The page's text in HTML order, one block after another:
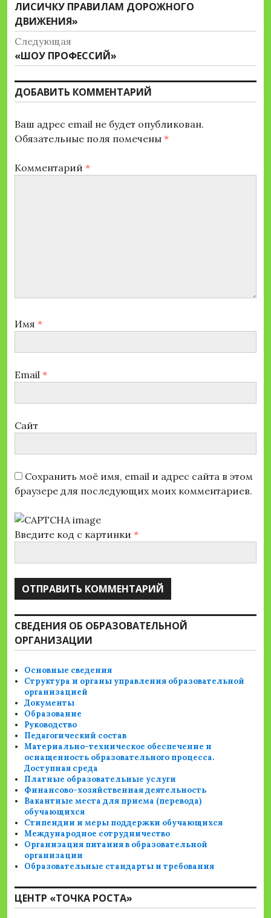
записям
запись:
ЛИСИЧКУ ПРАВИЛАМ ДОРОЖНОГО
ДВИЖЕНИЯ»
Следующая
Следующая
запись:
«ШОУ ПРОФЕССИЙ»
ДОБАВИТЬ КОММЕНТАРИЙ
Ваш адрес email не будет опубликован.
Обязательные поля помечены *
Комментарий *
Имя *
Email *
Сайт
Сохранить моё имя, email и адрес сайта в этом
браузере для последующих моих комментариев.
Введите код с картинки *
СВЕДЕНИЯ ОБ ОБРАЗОВАТЕЛЬНОЙ
ОРГАНИЗАЦИИ
Основные сведения
Структура и органы управления образовательной
организацией
Документы
Образование
Руководство
Педагогический состав
Материально-техническое обеспечение и
оснащенность образовательного процесса.
Доступная среда
Платные образовательные услуги
Финансово-хозяйственная деятельность
Вакантные места для приема (перевода)
обучающихся
Стипендии и меры поддержки обучающихся
Международное сотрудничество
Организация питания в образовательной
организации
Образовательные стандарты и требования
ЦЕНТР «ТОЧКА РОСТА»